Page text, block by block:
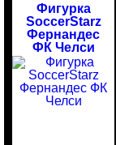
Фигурка
SoccerStarz
Фернандес
ФК Челси